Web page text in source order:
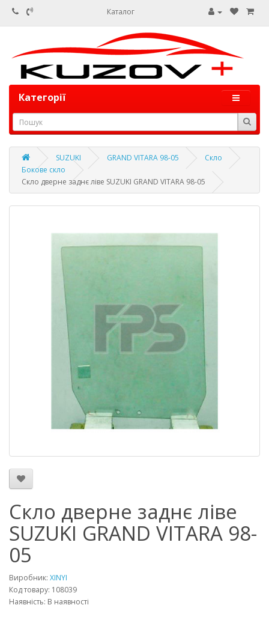
Каталог
Категорії
SUZUKI GRAND VITARA 98-05
Скло
Бокове скло
Скло дверне заднє ліве SUZUKI GRAND VITARA 98-05
Скло дверне заднє ліве
SUZUKI GRAND VITARA 98-
05
Виробник: XINYI
Код товару: 108039
Наявність: В наявності